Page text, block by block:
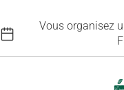
Vous organisez